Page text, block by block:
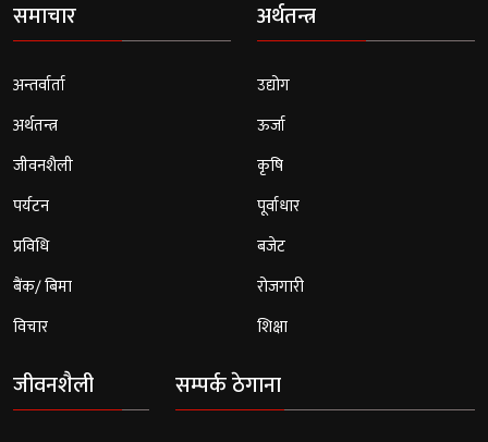
समाचार
अन्तर्वार्ता
अर्थतन्त्र
जीवनशैली
पर्यटन
प्रविधि
बैंक/ बिमा
विचार
अर्थतन्त्र
उद्योग
ऊर्जा
कृषि
पूर्वाधार
बजेट
रोजगारी
शिक्षा
जीवनशैली सम्पर्क ठेगाना